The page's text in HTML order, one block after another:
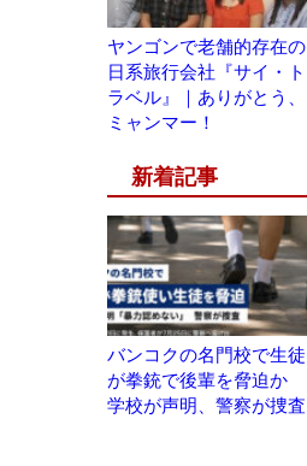
ヤンゴンで老舗的存在の
日系旅行会社『サイ・ト
ラベル』｜ありがとう、
ミャンマー！
新着記事
バンコクの名門校で生徒
が拳銃で後輩を脅迫か
学校が声明、警察が捜査